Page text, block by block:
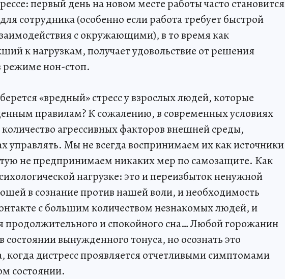
первый день на новом месте работы часто становится
сотрудника (особенно если работа требует быстрой
с окружающими), в то время как
к нагрузкам, получает удовольствие от решения
режиме нон-стоп.
«вредный» стресс у взрослых людей, которые
правилам? К сожалению, в современных условиях
агрессивных факторов внешней среды,
управлять. Мы не всегда воспринимаем их как источники
не предпринимаем никаких мер по самозащите. Как
нагрузке: это и переизбыток ненужной
в сознание против нашей воли, и необходимость
с большим количеством незнакомых людей, и
продолжительного и спокойного сна… Любой горожанин
вынужденного тонуса, но осознать это
когда дистресс проявляется отчетливыми симптомами
состоянии.